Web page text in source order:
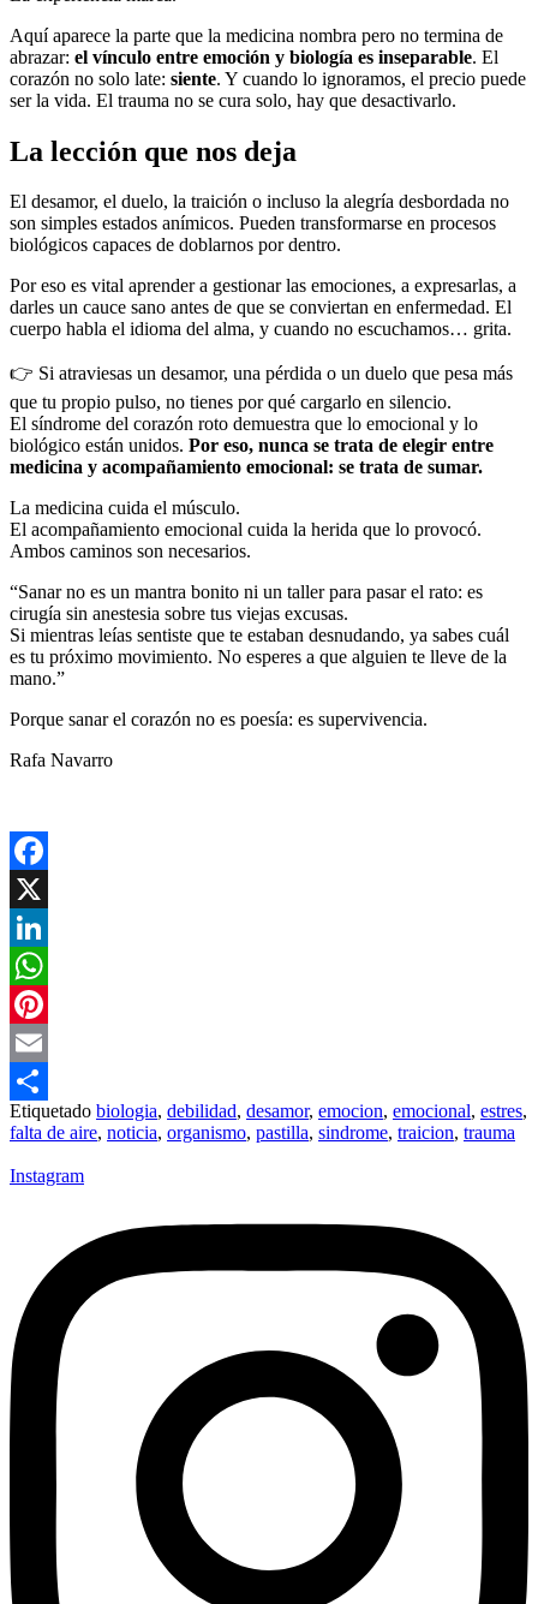
Aquí aparece la parte que la medicina nombra pero no termina de
abrazar: el vínculo entre emoción y biología es inseparable. El
corazón no solo late: siente. Y cuando lo ignoramos, el precio puede
ser la vida. El trauma no se cura solo, hay que desactivarlo.
La lección que nos deja
El desamor, el duelo, la traición o incluso la alegría desbordada no
son simples estados anímicos. Pueden transformarse en procesos
biológicos capaces de doblarnos por dentro.
Por eso es vital aprender a gestionar las emociones, a expresarlas, a
darles un cauce sano antes de que se conviertan en enfermedad. El
cuerpo habla el idioma del alma, y cuando no escuchamos… grita.
👉 Si atraviesas un desamor, una pérdida o un duelo que pesa más
que tu propio pulso, no tienes por qué cargarlo en silencio.
El síndrome del corazón roto demuestra que lo emocional y lo
biológico están unidos. Por eso, nunca se trata de elegir entre
medicina y acompañamiento emocional: se trata de sumar.
La medicina cuida el músculo.
El acompañamiento emocional cuida la herida que lo provocó.
Ambos caminos son necesarios.
“Sanar no es un mantra bonito ni un taller para pasar el rato: es
cirugía sin anestesia sobre tus viejas excusas.
Si mientras leías sentiste que te estaban desnudando, ya sabes cuál
es tu próximo movimiento. No esperes a que alguien te lleve de la
mano.”
Porque sanar el corazón no es poesía: es supervivencia.
Rafa Navarro
Facebook
X
LinkedIn
WhatsApp
Pinterest
Email
Compartir
Etiquetado biologia, debilidad, desamor, emocion, emocional, estres,
falta de aire, noticia, organismo, pastilla, sindrome, traicion, trauma
Instagram